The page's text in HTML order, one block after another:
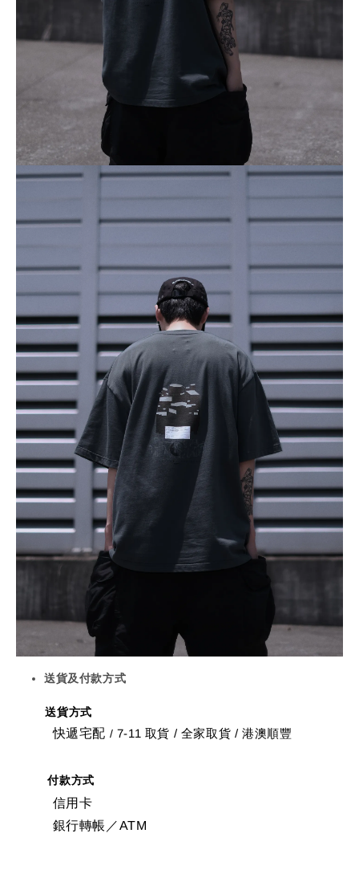
送貨及付款方式
送貨方式
快遞宅配 / 7-11 取貨 / 全家取貨 / 港澳順豐
付款方式
信用卡
銀行轉帳／ATM